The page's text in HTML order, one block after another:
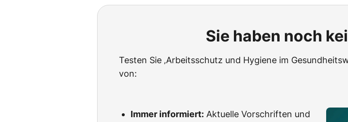
Sie haben noch
Testen Sie ‚Arbeitsschutz und Hygiene im
von:
Immer informiert: Aktuelle Vorschriften und